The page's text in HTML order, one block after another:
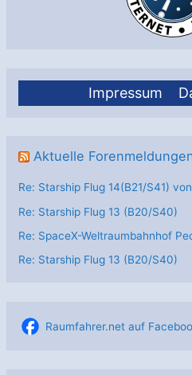
Impressum
Aktuelle
Re: Starship Flug 14(B21/S41)
Re: Starship Flug 13 (B20/S40)
Re: SpaceX-Weltraumbahnhof
Re: Starship Flug 13 (B20/S40)
Raumfahrer.net auf